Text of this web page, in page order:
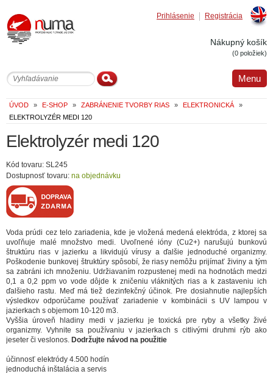
Registrácia
Prihlásenie
Nákupný košík
(0 položiek)
Menu
ÚVOD » E-SHOP » ZABRÁNENIE TVORBY RIAS » ELEKTRONICKÁ
»
ELEKTROLYZÉR MEDI 120
Elektrolyzér medi 120
Kód tovaru: SL245
Dostupnosť tovaru: na objednávku
Voda prúdi cez telo zariadenia, kde je vložená medená elektróda, z ktorej sa
uvoľňuje malé množstvo medi. Uvoľnené ióny (Cu2+) narušujú bunkovú
štruktúru rias v jazierku a likvidujú vírusy a ďalšie jednoduché organizmy.
Poškodenie bunkovej štruktúry spôsobí, že riasy nemôžu prijímať živiny a tým
sa zabráni ich množeniu. Udržiavaním rozpustenej medi na hodnotách medzi
0,1 a 0,2 ppm vo vode dôjde k zničeniu vláknitých rias a k zastaveniu ich
ďalšieho rastu. Meď má tiež dezinfekčný účinok. Pre dosiahnutie najlepších
výsledkov odporúčame používať zariadenie v kombinácii s UV lampou v
jazierkach s objemom 10-120 m3.
Vyššia úroveň hladiny medi v jazierku je toxická pre ryby a všetky živé
organizmy. Vyhnite sa používaniu v jazierkach s citlivými druhmi rýb ako
jeseter či veslonos. Dodržujte návod na použitie
účinnosť elektródy 4.500 hodín
jednoduchá inštalácia a servis